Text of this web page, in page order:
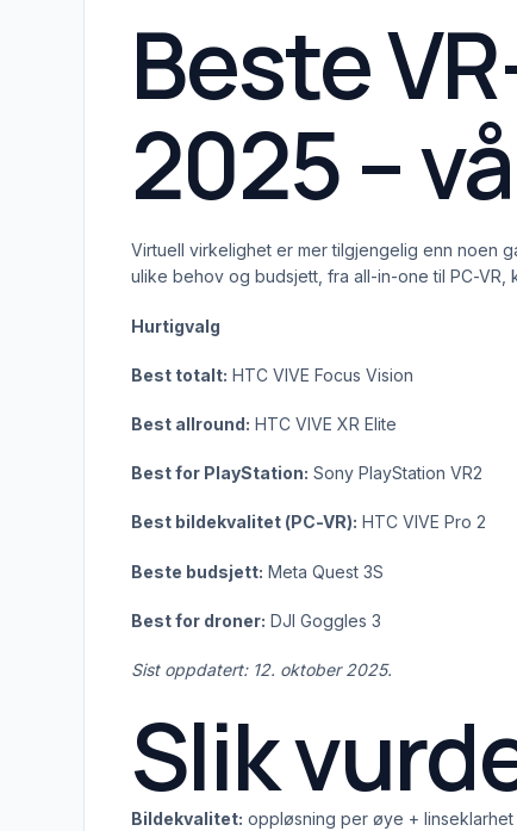
Beste
2025 –
Virtuell virkelighet er mer tilgjengelig enn noen
ulike behov og budsjett, fra all-in-one til PC-VR,
Hurtigvalg
Best totalt: HTC VIVE Focus Vision
Best allround: HTC VIVE XR Elite
Best for PlayStation: Sony PlayStation VR2
Best bildekvalitet (PC-VR): HTC VIVE Pro 2
Beste budsjett: Meta Quest 3S
Best for droner: DJI Goggles 3
Sist oppdatert: 12. oktober 2025.
Slik
Bildekvalitet: oppløsning per øye + linseklarhet